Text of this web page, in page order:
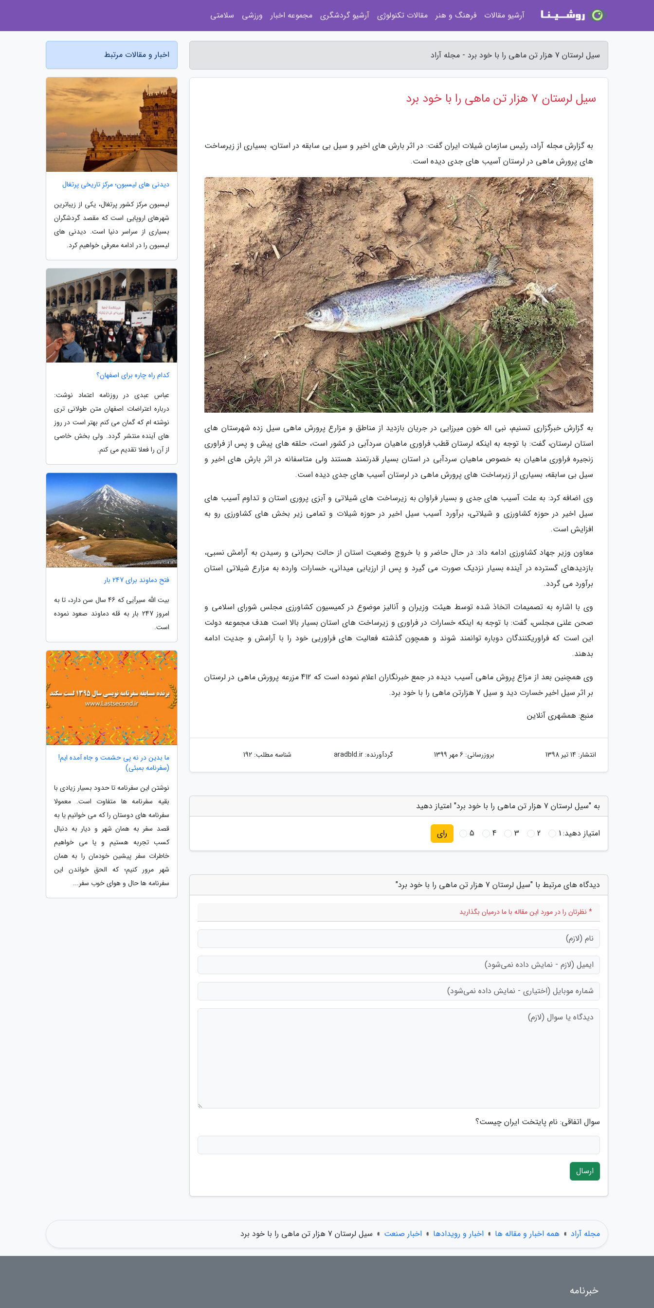
سیل لرستان 7 هزار تن ماهی را با خود برد - مجله آراد
سیل لرستان 7 هزار تن ماهی را با خود برد
به گزارش مجله آراد، رئیس سازمان شیلات ایران گفت: در اثر بارش های اخیر و سیل بی سابقه در استان، بسیاری از زیرساخت
های پرورش ماهی در لرستان آسیب های جدی دیده است.
به گزارش خبرگزاری تسنیم، نبی اله خون میرزایی در جریان بازدید از مناطق و مزارع پرورش ماهی سیل زده شهرستان های
استان لرستان، گفت: با توجه به اینکه لرستان قطب فراوری ماهیان سردآبی در کشور است، حلقه های پیش و پس از فراوری
زنجیره فراوری ماهیان به خصوص ماهیان سردآبی در استان بسیار قدرتمند هستند ولی متاسفانه در اثر بارش های اخیر و
سیل بی سابقه، بسیاری از زیرساخت های پرورش ماهی در لرستان آسیب های جدی دیده است.
وی اضافه کرد: به علت آسیب های جدی و بسیار فراوان به زیرساخت های شیلاتی و آبزی پروری استان و تداوم آسیب های
سیل اخیر در حوزه کشاورزی و شیلاتی، برآورد آسیب سیل اخیر در حوزه شیلات و تمامی زیر بخش های کشاورزی رو به
افزایش است.
معاون وزیر جهاد کشاورزی ادامه داد: در حال حاضر و با خروج وضعیت استان از حالت بحرانی و رسیدن به آرامش نسبی،
بازدیدهای گسترده در آینده بسیار نزدیک صورت می گیرد و پس از ارزیابی میدانی، خسارات وارده به مزارع شیلاتی استان
برآورد می گردد.
وی با اشاره به تصمیمات اتخاذ شده توسط هیئت وزیران و آنالیز موضوع در کمیسیون کشاورزی مجلس شورای اسلامی و
صحن علنی مجلس، گفت: با توجه به اینکه خسارات در فراوری و زیرساخت های استان بسیار بالا است هدف مجموعه دولت
این است که فراوریکنندگان دوباره توانمند شوند و همچون گذشته فعالیت های فراوریی خود را با آرامش و جدیت ادامه
بدهند.
وی همچنین بعد از مزاع پروش ماهی آسیب دیده در جمع خبرنگاران اعلام نموده است که 412 مزرعه پرورش ماهی در لرستان
بر اثر سیل اخیر خسارت دید و سیل 7 هزارتن ماهی را با خود برد.
منبع: همشهری آنلاین
انتشار: 14 تیر 1398 بروزرسانی: 6 مهر 1399 گردآورنده:aradbld.ir شناسه مطلب: 192
به "سیل لرستان 7 هزار تن ماهی را با خود برد" امتیاز دهید
امتیاز دهید:1
2
3
4
5 رای
دیدگاه های مرتبط با "سیل لرستان 7 هزار تن ماهی را با خود برد"
* نظرتان را در مورد این مقاله با ما درمیان بگذارید
سوال اتفاقی: نام پایتخت ایران چیست؟
ارسال
اخبار و مقالات مرتبط
دیدنی های لیسبون؛ مرکز تاریخی پرتغال
لیسبون مرکز کشور پرتغال، یکی از زیباترین
شهرهای اروپایی است که مقصد گردشگران
بسیاری از سراسر دنیا است. دیدنی های
لیسبون را در ادامه معرفی خواهیم کرد.
کدام راه چاره برای اصفهان؟
عباس عبدی در روزنامه اعتماد نوشت:
درباره اعتراضات اصفهان متن طولانی تری
نوشته ام که گمان می کنم بهتر است در روز
های آینده منتشر گردد. ولی بخش خاصی
از آن را فعلا تقدیم می کنم.
فتح دماوند برای 247 بار
بیت الله سیرآیی که 46 سال سن دارد، تا به
امروز 247 بار به قله دماوند صعود نموده
است.
ما بدین در نه پی حشمت و جاه آمده ایم!
(سفرنامه بمبئی)
نوشتن این سفرنامه تا حدود بسیار زیادی با
بقیه سفرنامه ها متفاوت است. معمولا
سفرنامه های دوستان را که می خوانیم یا به
قصد سفر به همان شهر و دیار به دنبال
کسب تجربه هستیم و یا می خواهیم
خاطرات سفر پیشین خودمان را به همان
شهر مرور کنیم؛ که الحق خواندن این
سفرنامه ها حال و هوای خوب سفر...
مجله آراد » همه اخبار و مقاله ها » اخبار و رویدادها » اخبار صنعت » سیل لرستان 7 هزار تن ماهی را با خود برد
آرشیو مقالات فرهنگ و هنر مقالات تکنولوژی آرشیو گردشگری مجموعه اخبار ورزشی سلامتی
خبرنامه